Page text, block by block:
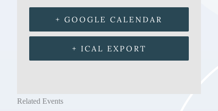
+ GOOGLE CALENDAR
+ ICAL EXPORT
Related Events